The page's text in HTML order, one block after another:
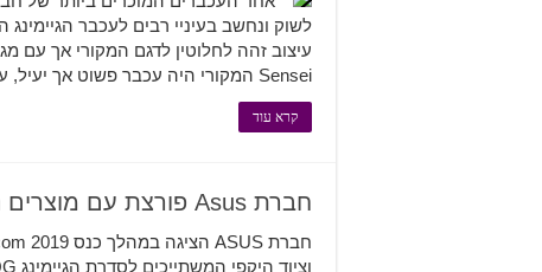
לשוק ונחשב בעיניי רבים לעכבר
Sensei המקורי היה עכבר פשוט אך יעיל, עם עיצוב שמתאים כמעט לכל יד. כמו כן מחירו היה זול …
קרא עוד
חברת Asus פורצת עם מוצרים חדשים בכנס Gamescom 2019